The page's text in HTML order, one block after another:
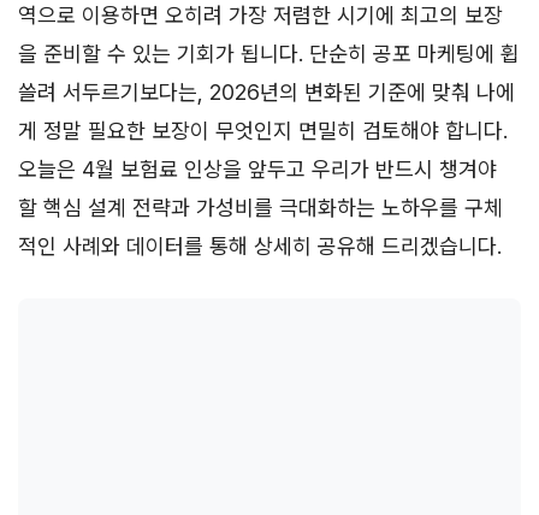
역으로 이용하면 오히려 가장 저렴한 시기에 최고의 보장
을 준비할 수 있는 기회가 됩니다. 단순히 공포 마케팅에 휩
쓸려 서두르기보다는, 2026년의 변화된 기준에 맞춰 나에
게 정말 필요한 보장이 무엇인지 면밀히 검토해야 합니다.
오늘은 4월 보험료 인상을 앞두고 우리가 반드시 챙겨야
할 핵심 설계 전략과 가성비를 극대화하는 노하우를 구체
적인 사례와 데이터를 통해 상세히 공유해 드리겠습니다.